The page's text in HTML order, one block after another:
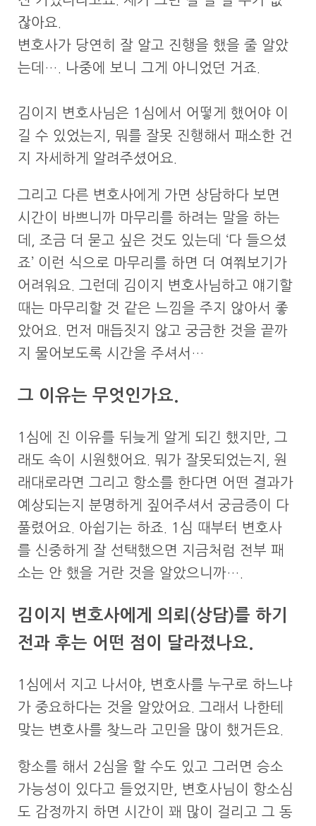
잖아요.
변호사가 당연히 잘 알고 진행을 했을 줄 알았
는데…. 나중에 보니 그게 아니었던 거죠.
김이지 변호사님은 1심에서 어떻게 했어야 이
길 수 있었는지, 뭐를 잘못 진행해서 패소한 건
지 자세하게 알려주셨어요.
그리고 다른 변호사에게 가면 상담하다 보면
시간이 바쁘니까 마무리를 하려는 말을 하는
데, 조금 더 묻고 싶은 것도 있는데 ‘다 들으셨
죠’ 이런 식으로 마무리를 하면 더 여쭤보기가
어려워요. 그런데 김이지 변호사님하고 얘기할
때는 마무리할 것 같은 느낌을 주지 않아서 좋
았어요. 먼저 매듭짓지 않고 궁금한 것을 끝까
지 물어보도록 시간을 주셔서…
그 이유는 무엇인가요.
1심에 진 이유를 뒤늦게 알게 되긴 했지만, 그
래도 속이 시원했어요. 뭐가 잘못되었는지, 원
래대로라면 그리고 항소를 한다면 어떤 결과가
예상되는지 분명하게 짚어주셔서 궁금증이 다
풀렸어요. 아쉽기는 하죠. 1심 때부터 변호사
를 신중하게 잘 선택했으면 지금처럼 전부 패
소는 안 했을 거란 것을 알았으니까….
김이지 변호사에게 의뢰(상담)를 하기
전과 후는 어떤 점이 달라졌나요.
1심에서 지고 나서야, 변호사를 누구로 하느냐
가 중요하다는 것을 알았어요. 그래서 나한테
맞는 변호사를 찾느라 고민을 많이 했거든요.
항소를 해서 2심을 할 수도 있고 그러면 승소
가능성이 있다고 들었지만, 변호사님이 항소심
도 감정까지 하면 시간이 꽤 많이 걸리고 그 동